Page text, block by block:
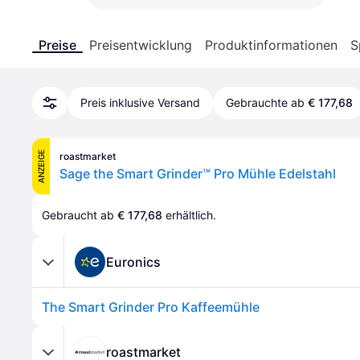
Preise Preisentwicklung Produktinformationen
Preis inklusive Versand Gebrauchte ab € 177,68
ANZEIGE roastmarket
Sage the Smart Grinder™ Pro Mühle Edelstahl
Gebraucht ab € 177,68 erhältlich.
Euronics
The Smart Grinder Pro Kaffeemühle
roastmarket